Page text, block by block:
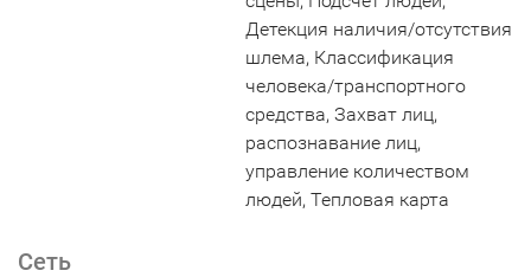
Детекция наличия/отсутствия
шлема, Классификация
человека/транспортного
средства, Захват лиц,
распознавание лиц,
yправление количеством
людей, Тепловая карта
Сеть